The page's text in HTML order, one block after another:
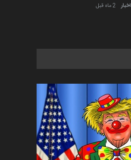
اخبار 2 ماه قبل
رویداد کارگاهی کارتون و پوستر
اخبار 5 ماه قبل
فراخوان رویداد کارگاهی کارتون و
پوستر "ایران سربل…
اخبار 6 ماه قبل